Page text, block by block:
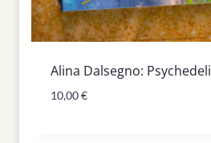
Alina Dalsegno:
10,00€